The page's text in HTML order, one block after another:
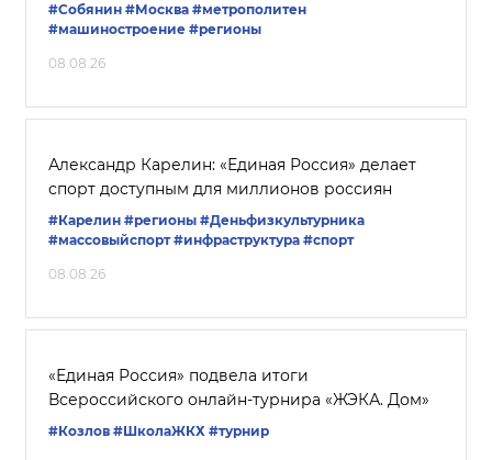
#Собянин #Москва #метрополитен
#машиностроение #регионы
08.08.26
Александр Карелин: «Единая Россия» делает
спорт доступным для миллионов россиян
#Карелин #регионы #Деньфизкультурника
#массовыйспорт #инфраструктура #спорт
08.08.26
«Единая Россия» подвела итоги
Всероссийского онлайн-турнира «ЖЭКА. Дом»
#Козлов #ШколаЖКХ #турнир